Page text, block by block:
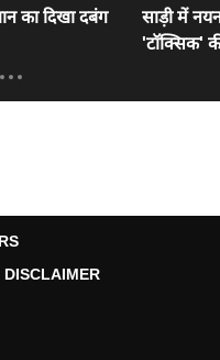
का दिखा दबंग
साड़ी में
'टॉक्सिक'
DISCLAIMER